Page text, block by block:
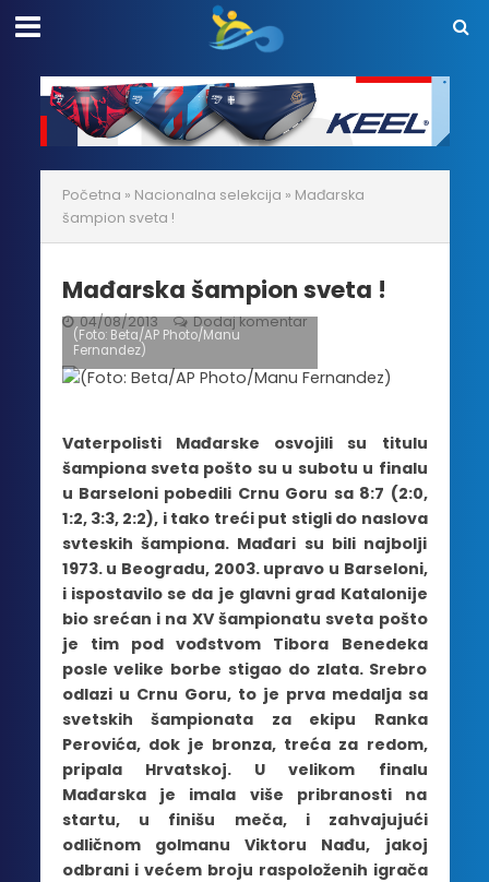
Početna » Nacionalna selekcija » Mađarska
šampion sveta !
Mađarska šampion sveta !
04/08/2013 Dodaj komentar
(Foto: Beta/AP Photo/Manu
Fernandez)
Vaterpolisti Mađarske osvojili su titulu
šampiona sveta pošto su u subotu u finalu
u Barseloni pobedili Crnu Goru sa 8:7 (2:0,
1:2, 3:3, 2:2), i tako treći put stigli do naslova
svteskih šampiona. Mađari su bili najbolji
1973. u Beogradu, 2003. upravo u Barseloni,
i ispostavilo se da je glavni grad Katalonije
bio srećan i na XV šampionatu sveta pošto
je tim pod vođstvom Tibora Benedeka
posle velike borbe stigao do zlata. Srebro
odlazi u Crnu Goru, to je prva medalja sa
svetskih šampionata za ekipu Ranka
Perovića, dok je bronza, treća za redom,
pripala Hrvatskoj. U velikom finalu
Mađarska je imala više pribranosti na
startu, u finišu meča, i zahvajujući
odličnom golmanu Viktoru Nađu, jakoj
odbrani i većem broju raspoloženih igrača